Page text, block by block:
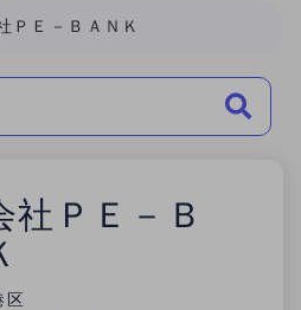
ＰＥ－ＢＡＮＫ
社ＰＥ－Ｂ
区